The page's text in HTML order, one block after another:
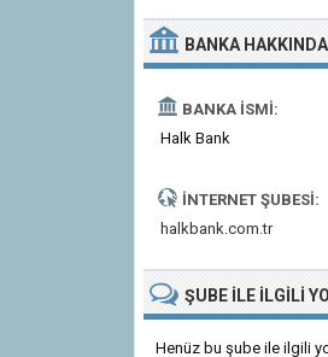
BANKA HAKKINDA
BANKA İSMI:
Halk Bank
İNTERNET ŞUBESI:
halkbank.com.tr
ŞUBE ILE İLGILI
Henüz bu şube ile ilgili